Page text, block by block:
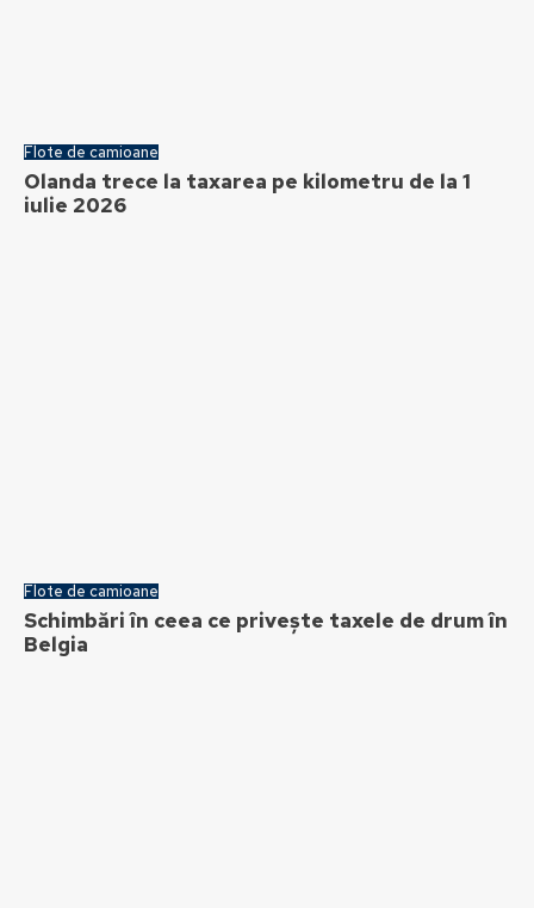
Flote de camioane
Olanda trece la taxarea pe kilometru de la 1
iulie 2026
Flote de camioane
Schimbări în ceea ce privește taxele de drum în
Belgia